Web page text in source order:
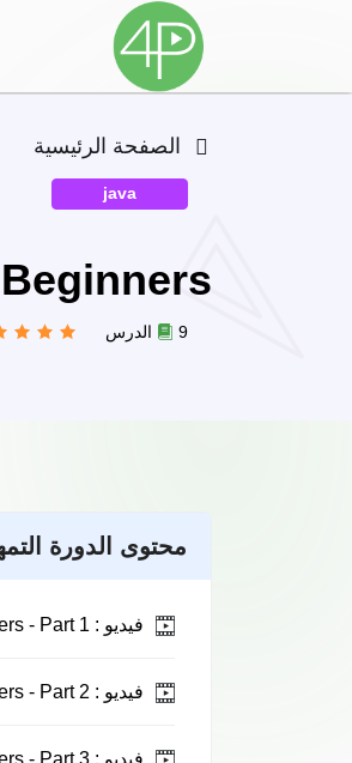
الصفحة الرئيسية
java
9 الدرس
محتوى الدورة
فيديو :
فيديو :
فيديو :